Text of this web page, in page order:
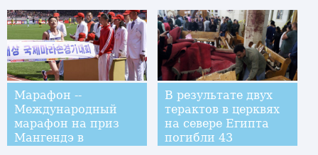
Марафон --
Международный
марафон на приз
Мангендэ в
В результате двух
терактов в церквях
на севере Египта
погибли 43